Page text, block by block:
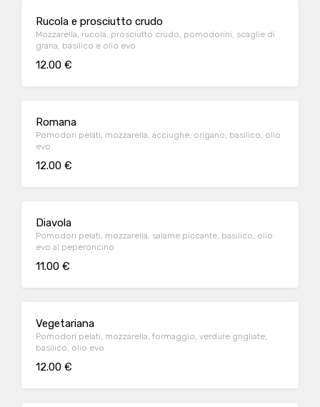
Rucola e prosciutto crudo
Mozzarella, rucola, prosciutto crudo, pomodorini, scaglie di
grana, basilico e olio evo
12.00 €
Romana
Pomodori pelati, mozzarella, acciughe, origano, basilico, olio
evo
12.00 €
Diavola
Pomodori pelati, mozzarella, salame piccante, basilico, olio
evo al peperoncino
11.00 €
Vegetariana
Pomodori pelati, mozzarella, formaggio, verdure grigliate,
basilico, olio evo
12.00 €